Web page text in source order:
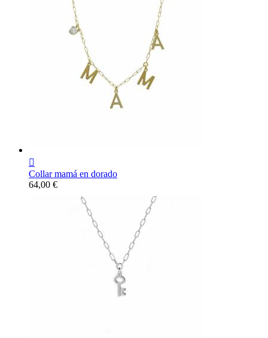

Collar mamá en dorado
Precio
64,00 €